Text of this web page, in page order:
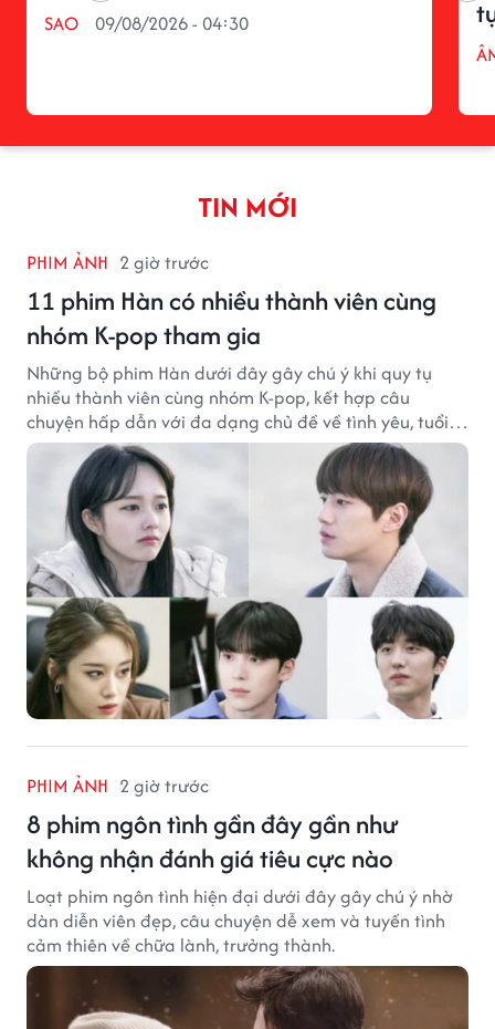
SAO 09/08/2026 - 04:30
TIN MỚI
PHIM ẢNH 2 giờ trước
11 phim Hàn có nhiều thành viên cùng
nhóm K-pop tham gia
Những bộ phim Hàn dưới đây gây chú ý khi quy tụ
nhiều thành viên cùng nhóm K-pop, kết hợp câu
chuyện hấp dẫn với đa dạng chủ đề về tình yêu, tuổi
trẻ và ước mơ.
PHIM ẢNH 2 giờ trước
8 phim ngôn tình gần đây gần như
không nhận đánh giá tiêu cực nào
Loạt phim ngôn tình hiện đại dưới đây gây chú ý nhờ
dàn diễn viên đẹp, câu chuyện dễ xem và tuyến tình
cảm thiên về chữa lành, trưởng thành.